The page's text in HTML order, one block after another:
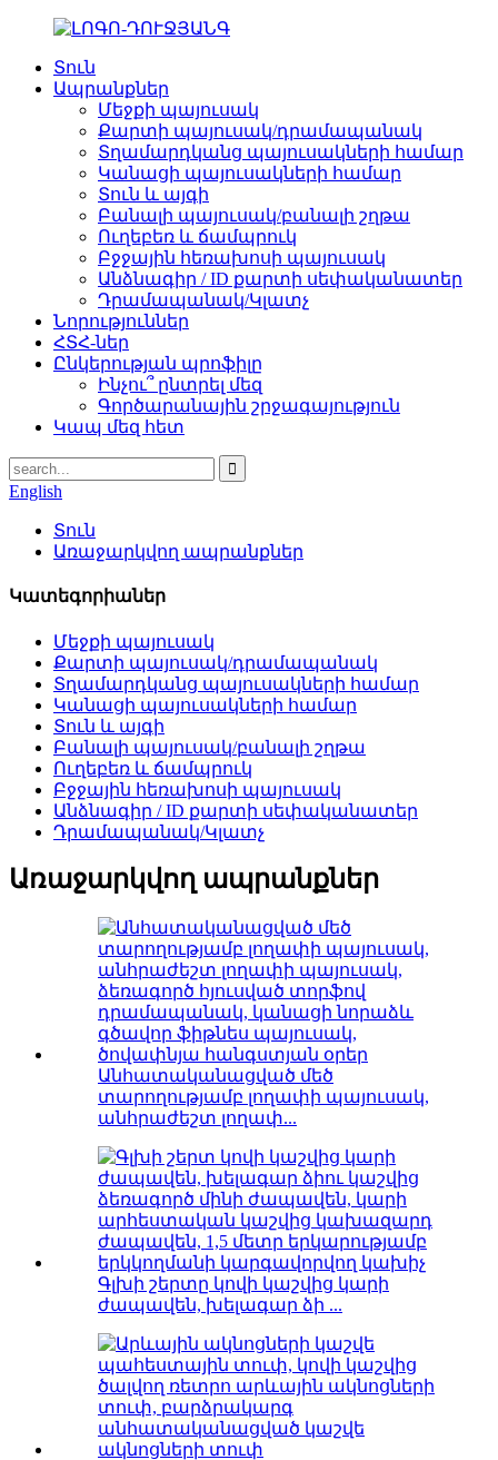
Տուն
Ապրանքներ
Մեջքի պայուսակ
Քարտի պայուսակ/դրամապանակ
Տղամարդկանց պայուսակների համար
Կանացի պայուսակների համար
Տուն և այգի
Բանալի պայուսակ/բանալի շղթա
Ուղեբեռ և ճամպրուկ
Բջջային հեռախոսի պայուսակ
Անձնագիր / ID քարտի սեփականատեր
Դրամապանակ/Կլատչ
Նորություններ
ՀՏՀ-ներ
Ընկերության պրոֆիլը
Ինչու՞ ընտրել մեզ
Գործարանային շրջագայություն
Կապ մեզ հետ
English
Տուն
Առաջարկվող ապրանքներ
Կատեգորիաներ
Մեջքի պայուսակ
Քարտի պայուսակ/դրամապանակ
Տղամարդկանց պայուսակների համար
Կանացի պայուսակների համար
Տուն և այգի
Բանալի պայուսակ/բանալի շղթա
Ուղեբեռ և ճամպրուկ
Բջջային հեռախոսի պայուսակ
Անձնագիր / ID քարտի սեփականատեր
Դրամապանակ/Կլատչ
Առաջարկվող ապրանքներ
Անհատականացված մեծ
տարողությամբ լողափի պայուսակ,
անհրաժեշտ լողափ...
Գլխի շերտը կովի կաշվից կարի
ժապավեն, խելագար ձի ...